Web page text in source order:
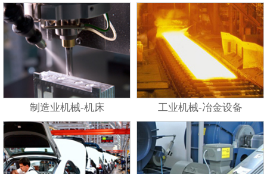
制造业机械-机床 工业机械-冶金设备